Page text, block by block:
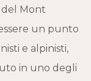
Mont
un punto
e alpinisti,
in uno degli